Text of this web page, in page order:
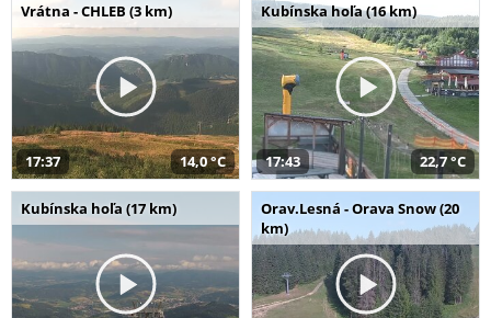
Vrátna - CHLEB (3 km)
17:37 14,0 °C
Kubínska hoľa (16 km)
17:43 22,7 °C
Kubínska hoľa (17 km)
Orav.Lesná - Orava Snow (20
km)